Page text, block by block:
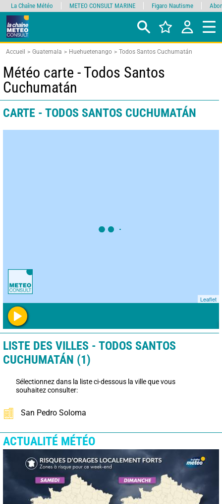
Accueil Guatemala Huehuetenango Todos Santos Cuchumatán
Météo carte - Todos Santos
Cuchumatán
CARTE - TODOS SANTOS CUCHUMATÁN
Leaflet
LISTE DES VILLES - TODOS SANTOS
CUCHUMATÁN (1)
Sélectionnez dans la liste ci-dessous la ville que vous
souhaitez consulter:
San Pedro Soloma
ACTUALITÉ MÉTÉO
La Chaîne Météo METEO CONSULT MARINE Figaro Nautisme